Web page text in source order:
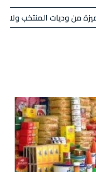
من وديات المنتخب ولا